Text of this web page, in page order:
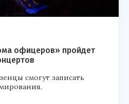
офицеров» пройдет
смогут записать